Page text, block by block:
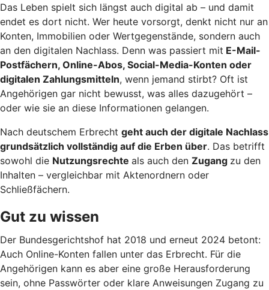
Das Leben spielt sich längst auch digital ab – und damit
endet es dort nicht. Wer heute vorsorgt, denkt nicht nur an
Konten, Immobilien oder Wertgegenstände, sondern auch
an den digitalen Nachlass. Denn was passiert mit E-Mail-
Postfächern, Online-Abos, Social-Media-Konten oder
digitalen Zahlungsmitteln, wenn jemand stirbt? Oft ist
Angehörigen gar nicht bewusst, was alles dazugehört –
oder wie sie an diese Informationen gelangen.
Nach deutschem Erbrecht geht auch der digitale Nachlass
grundsätzlich vollständig auf die Erben über. Das betrifft
sowohl die Nutzungsrechte als auch den Zugang zu den
Inhalten – vergleichbar mit Aktenordnern oder
Schließfächern.
Gut zu wissen
Der Bundesgerichtshof hat 2018 und erneut 2024 betont:
Auch Online-Konten fallen unter das Erbrecht. Für die
Angehörigen kann es aber eine große Herausforderung
sein, ohne Passwörter oder klare Anweisungen Zugang zu